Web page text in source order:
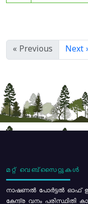
« Previous Next
മറ്റ് വെബ്സൈറ്റുകൾ
നാഷണൽ പോർട്ടൽ ഓഫ്
കേന്ദ്ര വനം പരിസ്ഥിതി